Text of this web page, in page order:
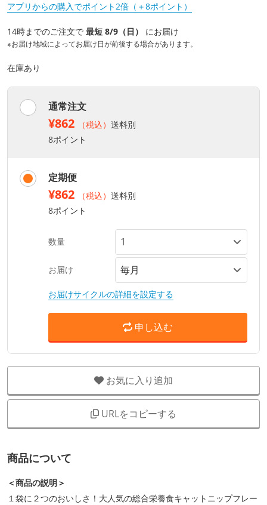
アプリからの購入でポイント2倍（＋8ポイント）
14時までのご注文で 最短 8/9（日） にお届け
※お届け地域によってお届け日が前後する場合があります。
在庫あり
通常注文
¥862 （税込） 送料別
8ポイント
定期便
¥862 （税込） 送料別
8ポイント
数量
お届け
お届けサイクルの詳細を設定する
申し込む
お気に入り追加
URLをコピーする
商品について
＜商品の説明＞
１袋に２つのおいしさ！大人気の総合栄養食キャットニップフレー